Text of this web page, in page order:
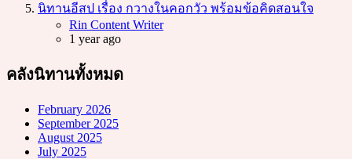
นิทานอีสป เรื่อง กวางในคอกวัว พร้อมข้อคิดสอนใจ
Posted
Rin Content Writer
1 year ago
คลังนิทานทั้งหมด
February 2026
September 2025
August 2025
July 2025